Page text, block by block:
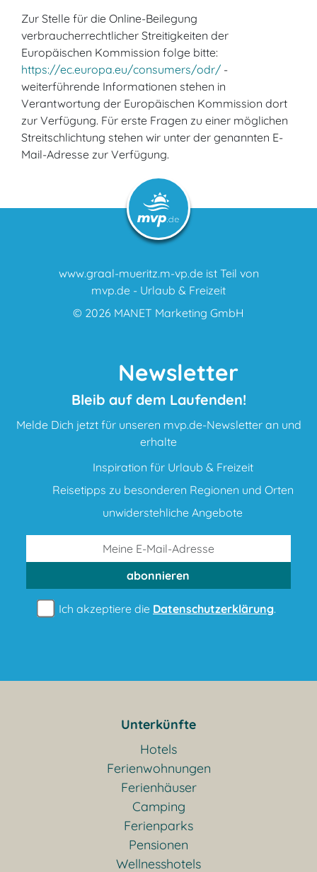
Zur Stelle für die Online-Beilegung
verbraucherrechtlicher Streitigkeiten der
Europäischen Kommission folge bitte:
https://ec.europa.eu/consumers/odr/ -
weiterführende Informationen stehen in
Verantwortung der Europäischen Kommission dort
zur Verfügung. Für erste Fragen zu einer möglichen
Streitschlichtung stehen wir unter der genannten E-
Mail-Adresse zur Verfügung.
www.graal-mueritz.m-vp.de ist Teil von
mvp.de - Urlaub & Freizeit
© 2026 MANET Marketing GmbH
Newsletter
Bleib auf dem Laufenden!
Melde Dich jetzt für unseren mvp.de-Newsletter an und
erhalte
Inspiration für Urlaub & Freizeit
Reisetipps zu besonderen Regionen und Orten
unwiderstehliche Angebote
abonnieren
Ich akzeptiere die Datenschutzerklärung.
Unterkünfte
Hotels
Ferienwohnungen
Ferienhäuser
Camping
Ferienparks
Pensionen
Wellnesshotels